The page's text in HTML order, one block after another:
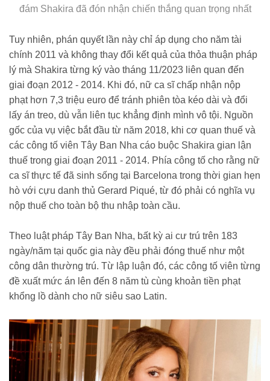
đám Shakira đã đón nhận chiến thắng quan trọng nhất
Tuy nhiên, phán quyết lần này chỉ áp dụng cho năm tài
chính 2011 và không thay đổi kết quả của thỏa thuận pháp
lý mà Shakira từng ký vào tháng 11/2023 liên quan đến
giai đoạn 2012 - 2014. Khi đó, nữ ca sĩ chấp nhận nộp
phạt hơn 7,3 triệu euro để tránh phiên tòa kéo dài và đổi
lấy án treo, dù vẫn liên tục khẳng định mình vô tội. Nguồn
gốc của vụ việc bắt đầu từ năm 2018, khi cơ quan thuế và
các công tố viên Tây Ban Nha cáo buộc Shakira gian lận
thuế trong giai đoạn 2011 - 2014. Phía công tố cho rằng nữ
ca sĩ thực tế đã sinh sống tại Barcelona trong thời gian hẹn
hò với cựu danh thủ Gerard Piqué, từ đó phải có nghĩa vụ
nộp thuế cho toàn bộ thu nhập toàn cầu.
Theo luật pháp Tây Ban Nha, bất kỳ ai cư trú trên 183
ngày/năm tại quốc gia này đều phải đóng thuế như một
công dân thường trú. Từ lập luận đó, các công tố viên từng
đề xuất mức án lên đến 8 năm tù cùng khoản tiền phạt
khổng lồ dành cho nữ siêu sao Latin.